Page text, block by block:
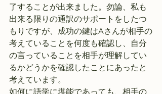
了することが出来ました。勿論、私も
出来る限りの通訳のサポートをしたつ
もりですが、成功の鍵はAさんが相手の
考えていることを何度も確認し、自分
の言っていることを相手が理解してい
るかどうかを確認したことにあったと
考えています。
如何に語学に堪能であっても、相手の